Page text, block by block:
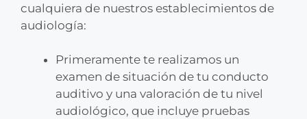
cualquiera de nuestros establecimientos de
audiología:
Primeramente te realizamos un
examen de situación de tu conducto
auditivo y una valoración de tu nivel
audiológico, que incluye pruebas